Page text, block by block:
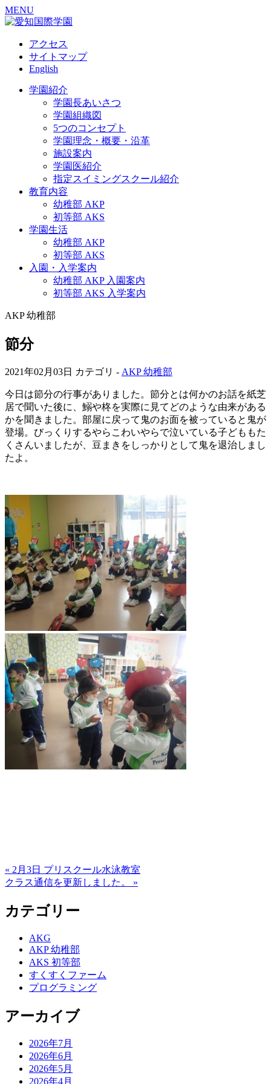
MENU
アクセス
サイトマップ
English
学園紹介
学園長あいさつ
学園組織図
5つのコンセプト
学園理念・概要・沿革
施設案内
学園医紹介
指定スイミングスクール紹介
教育内容
幼稚部 AKP
初等部 AKS
学園生活
幼稚部 AKP
初等部 AKS
入園・入学案内
幼稚部 AKP 入園案内
初等部 AKS 入学案内
AKP 幼稚部
節分
2021年02月03日 カテゴリ - AKP 幼稚部
今日は節分の行事がありました。節分とは何かのお話を紙芝
居で聞いた後に、鰯や柊を実際に見てどのような由来がある
かを聞きました。部屋に戻って鬼のお面を被っていると鬼が
登場。びっくりするやらこわいやらで泣いている子どももた
くさんいましたが、豆まきをしっかりとして鬼を退治しまし
たよ。
« 2月3日 プリスクール水泳教室
クラス通信を更新しました。 »
カテゴリー
AKG
AKP 幼稚部
AKS 初等部
すくすくファーム
プログラミング
アーカイブ
2026年7月
2026年6月
2026年5月
2026年4月